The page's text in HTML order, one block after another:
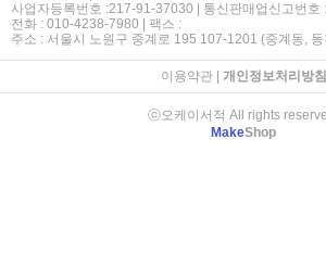
사업자등록번호 :217-91-37030 | 통신판매업신고번호
전화 : 010-4238-7980 | 팩스 :
주소 : 서울시 노원구 중계로 195 107-1201 (중계동,
이용약관| 개인정보처리방침
ⓒ오케이서적 All rights
MakeShop